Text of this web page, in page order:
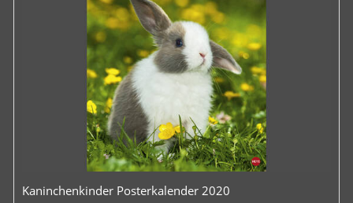
Kaninchenkinder Posterkalender 2020